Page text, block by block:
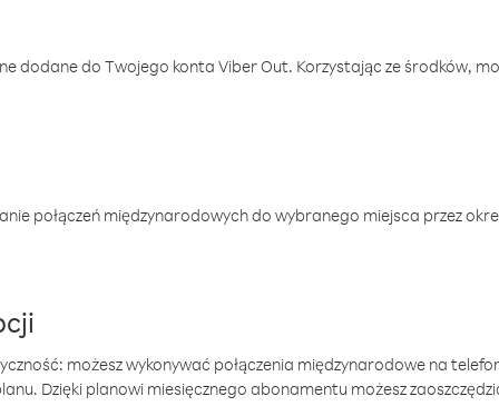
dodane do Twojego konta Viber Out. Korzystając ze środków,
połączeń międzynarodowych do wybranego miejsca przez
możesz wykonywać połączenia międzynarodowe na
Dzięki planowi miesięcznego abonamentu możesz